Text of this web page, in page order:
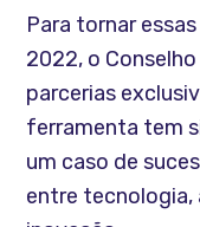
Para tornar
2022, o
parcerias
ferramenta tem
um caso de
entre